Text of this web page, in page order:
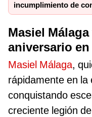
incumplimiento de
Masiel
aniversario
Masiel Málaga,
rápidamente en la
conquistando
creciente legión